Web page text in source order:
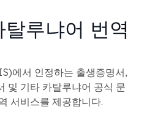
루냐어 번역
에서 인정하는 출생증명서,
및 기타 카탈루냐어 공식 문
서비스를 제공합니다.